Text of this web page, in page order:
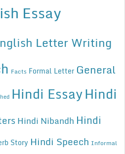
Essay
Letter Writing
Facts Formal Letter General
Hindi EssayHindi
Hindi Nibandh Hindi
Story Hindi Speech Informal